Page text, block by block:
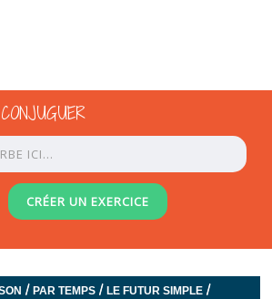
CRÉER UN EXERCICE
/PAR TEMPS /LE FUTUR SIMPLE /